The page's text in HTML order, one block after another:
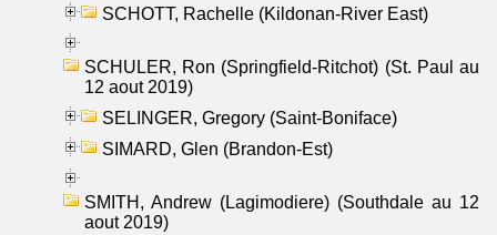
SCHOTT, Rachelle (Kildonan-River East)
SCHULER, Ron (Springfield-Ritchot) (St. Paul au
12 aout 2019)
SELINGER, Gregory (Saint-Boniface)
SIMARD, Glen (Brandon-Est)
SMITH, Andrew (Lagimodiere) (Southdale au 12
aout 2019)